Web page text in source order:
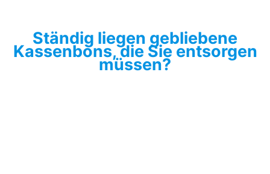
Ständig liegen gebliebene
Kassenbons, die Sie entsorgen
müssen?